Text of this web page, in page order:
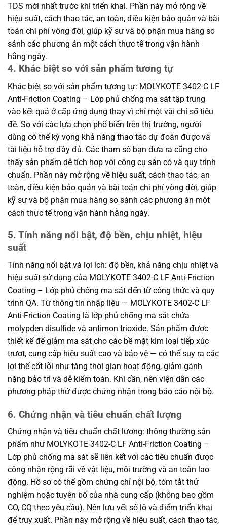
TDS mới nhất trước khi triển khai. Phần này mở rộng về
hiệu suất, cách thao tác, an toàn, điều kiện bảo quản và bài
toán chi phí vòng đời, giúp kỹ sư và bộ phận mua hàng so
sánh các phương án một cách thực tế trong vận hành
hằng ngày.
4. Khác biệt so với sản phẩm tương tự
Khác biệt so với sản phẩm tương tự: MOLYKOTE 3402-C LF
Anti-Friction Coating – Lớp phủ chống ma sát tập trung
vào kết quả ở cấp ứng dụng thay vì chỉ một vài chỉ số tiêu
đề. So với các lựa chọn phổ biến trên thị trường, người
dùng có thể kỳ vọng khả năng thao tác dự đoán được và
tài liệu hỗ trợ đầy đủ. Các tham số bạn đưa ra cũng cho
thấy sản phẩm dễ tích hợp với công cụ sẵn có và quy trình
chuẩn. Phần này mở rộng về hiệu suất, cách thao tác, an
toàn, điều kiện bảo quản và bài toán chi phí vòng đời, giúp
kỹ sư và bộ phận mua hàng so sánh các phương án một
cách thực tế trong vận hành hằng ngày.
5. Tính năng nổi bật, độ bền, chịu nhiệt, hiệu
suất
Tính năng nổi bật và lợi ích: độ bền, khả năng chịu nhiệt và
hiệu suất sử dụng của MOLYKOTE 3402-C LF Anti-Friction
Coating – Lớp phủ chống ma sát đến từ công thức và quy
trình QA. Từ thông tin nhập liệu — MOLYKOTE 3402-C LF
Anti-Friction Coating là lớp phủ chống ma sát chứa
molypden disulfide và antimon trioxide. Sản phẩm được
thiết kế để giảm ma sát cho các bề mặt kim loại tiếp xúc
trượt, cung cấp hiệu suất cao và bảo vệ — có thể suy ra các
lợi thế cốt lõi như tăng thời gian hoạt động, giảm gánh
nặng bảo trì và dễ kiểm toán. Khi cần, nên viện dẫn các
phương pháp thử được chứng nhận trong báo cáo nội bộ.
6. Chứng nhận và tiêu chuẩn chất lượng
Chứng nhận và tiêu chuẩn chất lượng: thông thường sản
phẩm như MOLYKOTE 3402-C LF Anti-Friction Coating –
Lớp phủ chống ma sát sẽ liên kết với các tiêu chuẩn được
công nhận rộng rãi về vật liệu, môi trường và an toàn lao
động. Hồ sơ có thể gồm chứng chỉ nội bộ, tóm tắt thử
nghiệm hoặc tuyên bố của nhà cung cấp (không bao gồm
CO, CQ theo yêu cầu). Nên lưu vết số lô và điểm triển khai
để truy xuất. Phần này mở rộng về hiệu suất, cách thao tác,